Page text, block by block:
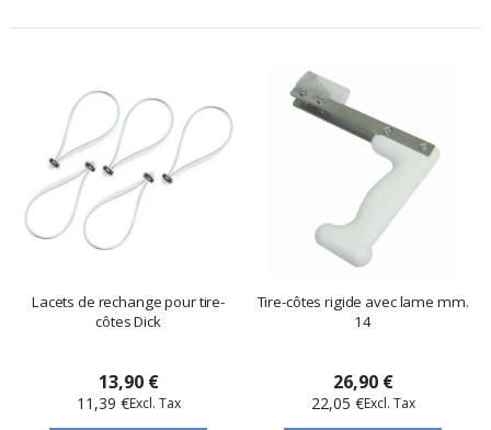
Lacets de rechange pour tire-
côtes Dick
13,90 €
11,39 €
Tire-côtes rigide avec lame mm.
14
26,90 €
22,05 €